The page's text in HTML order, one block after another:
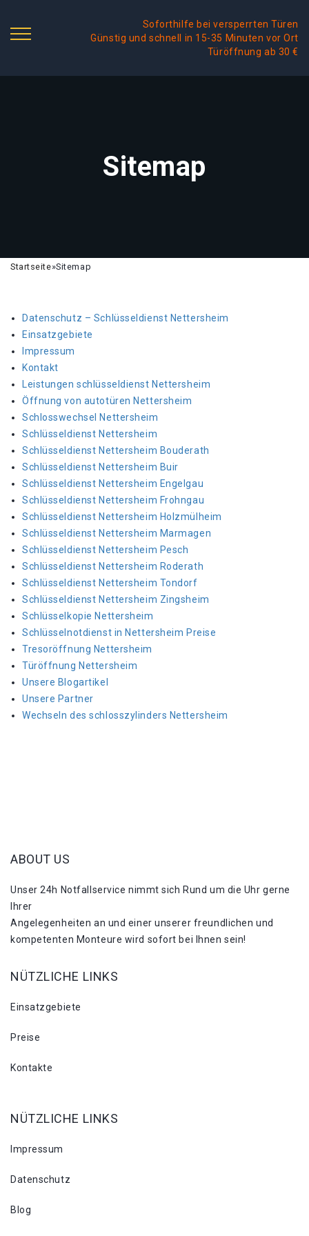
Soforthilfe bei versperrten Türen
Günstig und schnell in 15-35 Minuten vor Ort
Türöffnung ab 30 €
Sitemap
Startseite»Sitemap
Datenschutz – Schlüsseldienst Nettersheim
Einsatzgebiete
Impressum
Kontakt
Leistungen schlüsseldienst Nettersheim
Öffnung von autotüren Nettersheim
Schlosswechsel Nettersheim
Schlüsseldienst Nettersheim
Schlüsseldienst Nettersheim Bouderath
Schlüsseldienst Nettersheim Buir
Schlüsseldienst Nettersheim Engelgau
Schlüsseldienst Nettersheim Frohngau
Schlüsseldienst Nettersheim Holzmülheim
Schlüsseldienst Nettersheim Marmagen
Schlüsseldienst Nettersheim Pesch
Schlüsseldienst Nettersheim Roderath
Schlüsseldienst Nettersheim Tondorf
Schlüsseldienst Nettersheim Zingsheim
Schlüsselkopie Nettersheim
Schlüsselnotdienst in Nettersheim Preise
Tresoröffnung Nettersheim
Türöffnung Nettersheim
Unsere Blogartikel
Unsere Partner
Wechseln des schlosszylinders Nettersheim
ABOUT US
Unser 24h Notfallservice nimmt sich Rund um die Uhr gerne
Ihrer
Angelegenheiten an und einer unserer freundlichen und
kompetenten Monteure wird sofort bei Ihnen sein!
NÜTZLICHE LINKS
Einsatzgebiete
Preise
Kontakte
NÜTZLICHE LINKS
Impressum
Datenschutz
Blog